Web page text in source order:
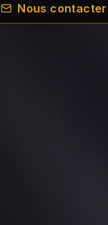
Nous contacter